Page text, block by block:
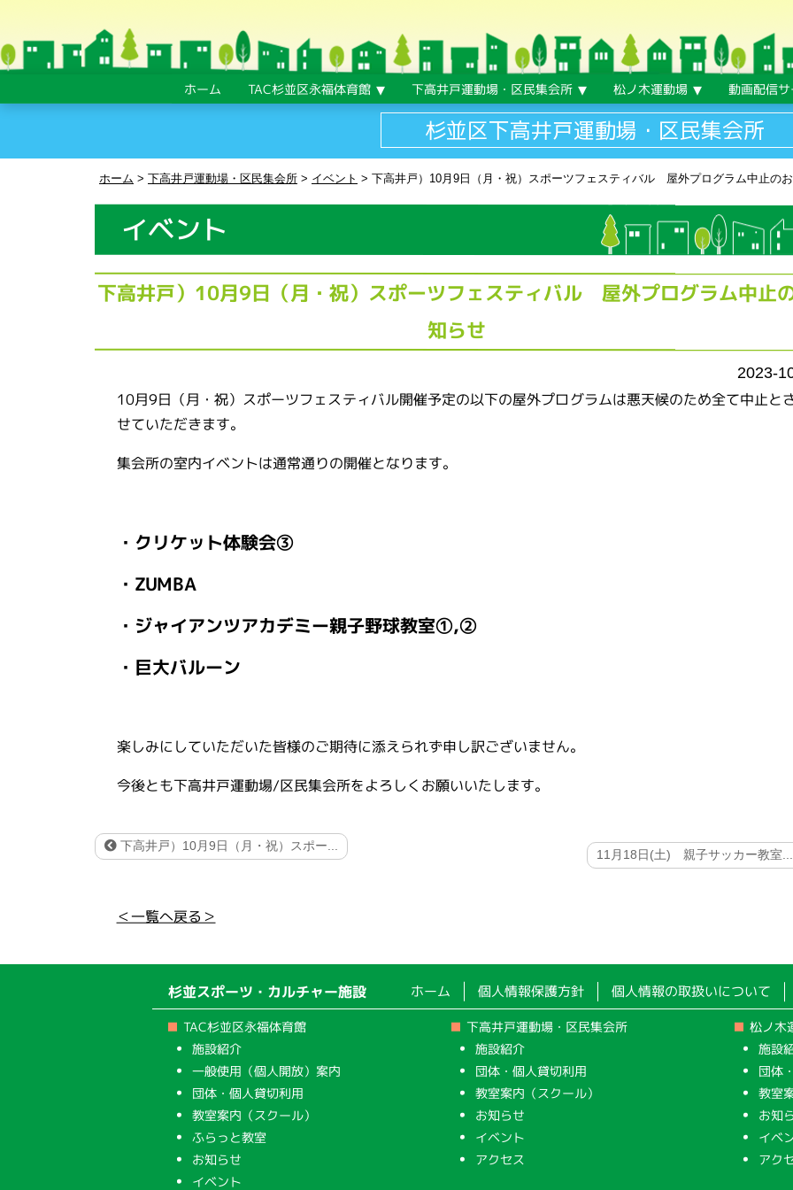
杉並区下高井戸運動場・区民集会所
ホーム > 下高井戸運動場・区民集会所 > イベント > 下高井戸）10月9日（月・祝）スポーツフェスティバル 屋外プログラム中止の
イベント
下高井戸）10月9日（月・祝）スポーツフェスティバル 屋外プログラム中止
知らせ
2023-
10月9日（月・祝）スポーツフェスティバル開催予定の以下の屋外プログラムは悪天候のため全て中止と
せていただきます。
集会所の室内イベントは通常通りの開催となります。
・クリケット体験会③
・ZUMBA
・ジャイアンツアカデミー親子野球教室①,②
・巨大バルーン
楽しみにしていただいた皆様のご期待に添えられず申し訳ございません。
今後とも下高井戸運動場/区民集会所をよろしくお願いいたします。
下高井戸）10月9日（月・祝）スポー...
11月18日(土) 親子サッカー教室
＜一覧へ戻る＞
杉並スポーツ・カルチャー施設 ホーム 個人情報保護方針 個人情報の取扱いについて
TAC杉並区永福体育館
施設紹介
一般使用（個人開放）案内
団体・個人貸切利用
教室案内（スクール）
ふらっと教室
お知らせ
イベント
下高井戸運動場・区民集会所
施設紹介
団体・個人貸切利用
教室案内（スクール）
お知らせ
イベント
アクセス
松ノ木
施設
団体
教室
お知
イベ
アク
ホーム TAC杉並区永福体育館 下高井戸運動場・区民集会所 松ノ木運動場 動画配信